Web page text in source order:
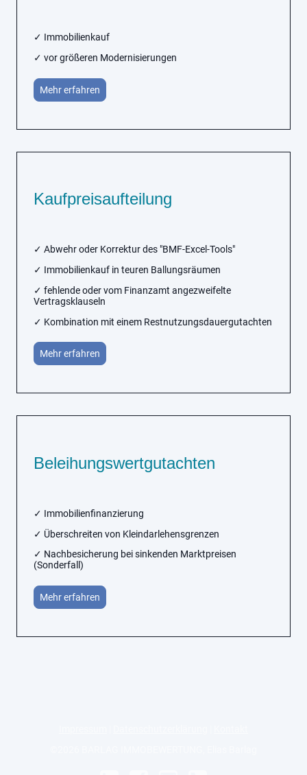
✓ Immobilienkauf
✓ vor größeren Modernisierungen
Mehr erfahren
Kaufpreisaufteilung
✓ Abwehr oder Korrektur des "BMF-Excel-Tools"
✓ Immobilienkauf in teuren Ballungsräumen
✓ fehlende oder vom Finanzamt angezweifelte
Vertragsklauseln
✓ Kombination mit einem Restnutzungsdauergutachten
Mehr erfahren
Beleihungswertgutachten
✓ Immobilienfinanzierung
✓ Überschreiten von Kleindarlehensgrenzen
✓ Nachbesicherung bei sinkenden Marktpreisen
(Sonderfall)
Mehr erfahren